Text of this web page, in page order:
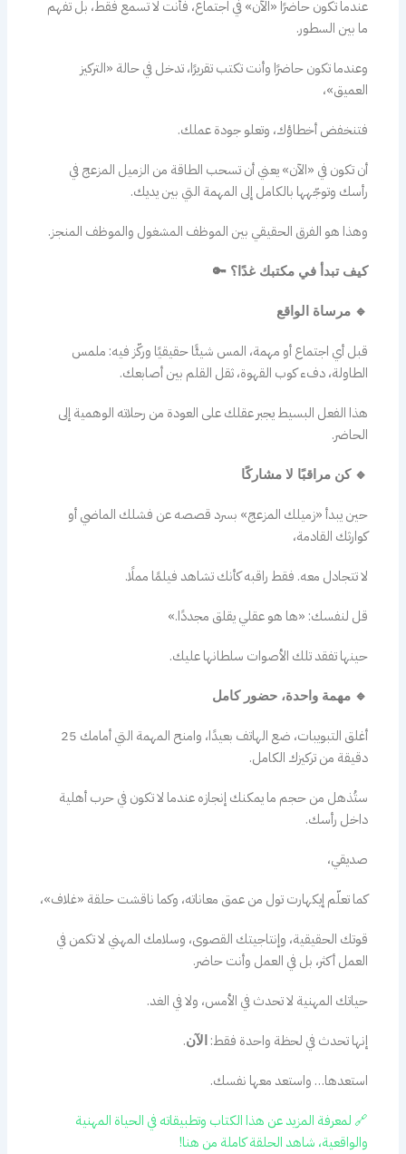
عندما تكون حاضرًا «الآن» في اجتماع، فأنت لا تسمع فقط، بل تفهم
ما بين السطور.
وعندما تكون حاضرًا وأنت تكتب تقريرًا، تدخل في حالة «التركيز
العميق»،
فتنخفض أخطاؤك، وتعلو جودة عملك.
أن تكون في «الآن» يعني أن تسحب الطاقة من الزميل المزعج في
رأسك وتوجّهها بالكامل إلى المهمة التي بين يديك.
وهذا هو الفرق الحقيقي بين الموظف المشغول والموظف المنجز.
كيف تبدأ في مكتبك غدًا؟ 🔑
🔹 مرساة الواقع
قبل أي اجتماع أو مهمة، المس شيئًا حقيقيًا وركّز فيه: ملمس
الطاولة، دفء كوب القهوة، ثقل القلم بين أصابعك.
هذا الفعل البسيط يجبر عقلك على العودة من رحلاته الوهمية إلى
الحاضر.
🔹 كن مراقبًا لا مشاركًا
حين يبدأ «زميلك المزعج» بسرد قصصه عن فشلك الماضي أو
كوارثك القادمة،
لا تتجادل معه. فقط راقبه كأنك تشاهد فيلمًا مملًا.
قل لنفسك: «ها هو عقلي يقلق مجددًا.»
حينها تفقد تلك الأصوات سلطانها عليك.
🔹 مهمة واحدة، حضور كامل
أغلق التبويبات، ضع الهاتف بعيدًا، وامنح المهمة التي أمامك 25
دقيقة من تركيزك الكامل.
ستُذهل من حجم ما يمكنك إنجازه عندما لا تكون في حرب أهلية
داخل رأسك.
صديقي،
كما تعلّم إيكهارت تول من عمق معاناته، وكما ناقشت حلقة «غلاف»،
قوتك الحقيقية، وإنتاجيتك القصوى، وسلامك المهني لا تكمن في
العمل أكثر، بل في العمل وأنت حاضر.
حياتك المهنية لا تحدث في الأمس، ولا في الغد.
إنها تحدث في لحظة واحدة فقط: الآن.
استعدها… واستعد معها نفسك.
🔗 لمعرفة المزيد عن هذا الكتاب وتطبيقاته في الحياة المهنية
والواقعية، شاهد الحلقة كاملة من هنا!